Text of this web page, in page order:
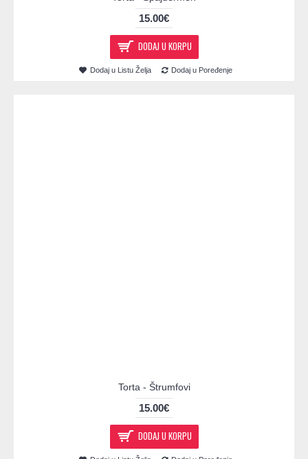
15.00€
DODAJ U KORPU
Dodaj u Listu Želja Dodaj u Poređenje
Torta - Štrumfovi
15.00€
DODAJ U KORPU